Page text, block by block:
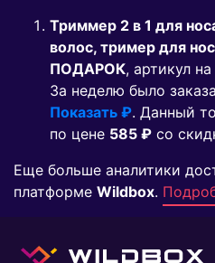
Триммер 2 в 1 для
волос, тример для
ПОДАРОК, артикул
За неделю было
Показать ₽. Данный
по цене 585 ₽ co
Еще больше аналитики
платформе Wildbox.